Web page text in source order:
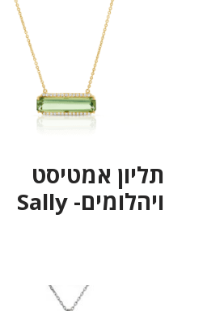
תליון אמטיסט
ויהלומים- Sally